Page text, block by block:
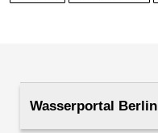
Wasserportal Berlin